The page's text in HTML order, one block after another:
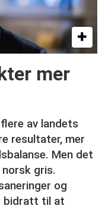
mer
av landets
resultater, mer
Men det
gris.
og
bidratt til at